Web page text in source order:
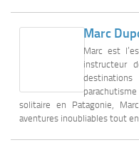
Marc
Marc est
instructeur
solitaire en Patagonie,
aventures inoubliables tout